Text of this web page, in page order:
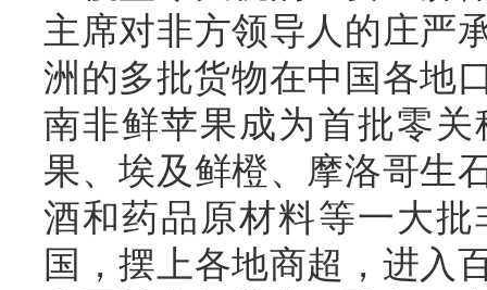
主席对非方领导人的庄严
洲的多批货物在中国各地
南非鲜苹果成为首批零
果、埃及鲜橙、摩洛哥生
酒和药品原材料等一大
国，摆上各地商超，进入